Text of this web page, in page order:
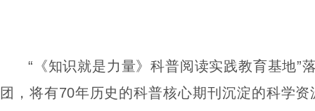
“《知识就是力量》科普阅读实践教育基地”
团，将有70年历史的科普核心期刊沉淀的科学